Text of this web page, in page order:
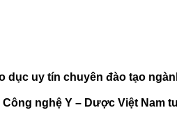
uy tín chuyên đào tạo
nghệ Y – Dược Việt Nam